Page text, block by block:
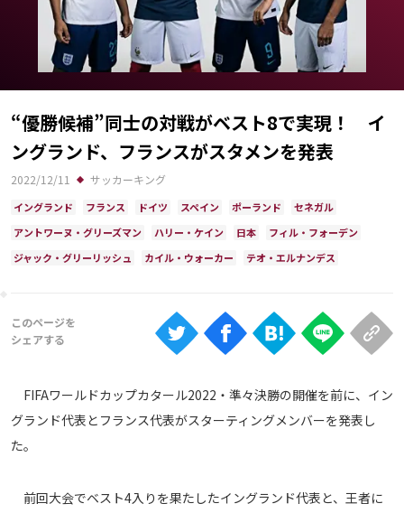
日本代表
Team Japan
日程・結果
Schedule
ランキング
Ranking
大会について
About
視聴方法
ABEMAの視聴について
Android
“優勝候補”同士の対戦がベスト8で実現！ イ
ングランド、フランスがスタメンを発表
2022/12/11 サッカーキング
イングランド フランス ドイツ スペイン ポーランド
セネガル
アントワーヌ・グリーズマン
ハリー・ケイン 日本
フィル・フォーデン
ジャック・グリーリッシュ
カイル・ウォーカー テオ・エルナンデス
FIFAワールドカップカタール2022・準々決勝の開催を前に、イン
グランド代表とフランス代表がスターティングメンバーを発表し
た。
前回大会でベスト4入りを果たしたイングランド代表と、王者に